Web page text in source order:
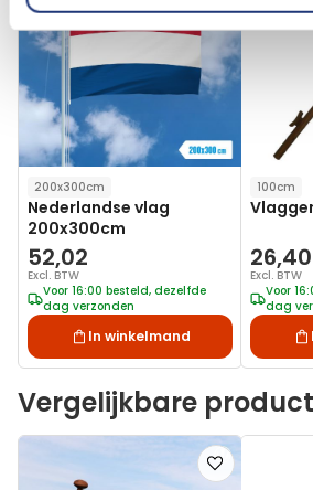
aan
verlanglijst
200x300cm
Nederlandse vlag
200x300cm
52,02
Excl. BTW
Voor 16:00 besteld, dezelfde
dag verzonden
In winkelmand
100cm
26,40
Excl. BTW
Voor
dag
Vergelijkbare
Voeg
toe